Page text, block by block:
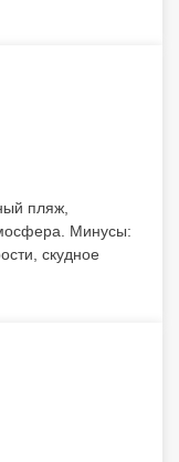
пляж,
Минусы:
скудное